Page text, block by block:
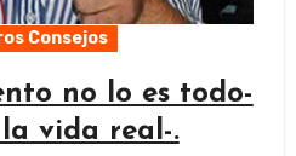
Consejos
no lo es todo-
la vida real-.